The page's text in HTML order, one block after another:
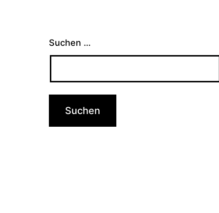
Suchen …